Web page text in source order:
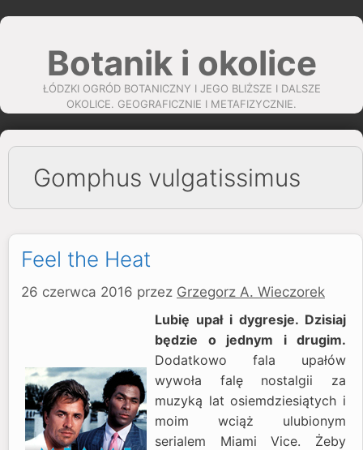
Przejdź
Botanik i okolice
ŁÓDZKI OGRÓD BOTANICZNY I JEGO BLIŻSZE I DALSZE
OKOLICE. GEOGRAFICZNIE I METAFIZYCZNIE.
Gomphus vulgatissimus
Feel the Heat
26 czerwca 2016 przez Grzegorz A. Wieczorek
Lubię upał i dygresje. Dzisiaj
będzie o jednym i drugim.
Dodatkowo fala upałów
wywoła falę nostalgii za
muzyką lat osiemdziesiątych i
moim wciąż ulubionym
serialem Miami Vice. Żeby